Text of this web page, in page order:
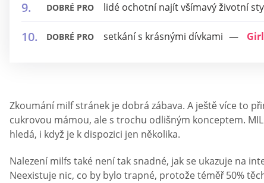
DOBRÉ PRO lidé ochotní najít všímavý životní
DOBRÉ PRO setkání s krásnými dívkami
Zkoumání milf stránek je dobrá zábava. A ještě více to
cukrovou mámou, ale s trochu odlišným konceptem.
hledá, i když je k dispozici jen několika.
Nalezení milfs také není tak snadné, jak se ukazuje na
Neexistuje nic, co by bylo trapné, protože téměř 50%